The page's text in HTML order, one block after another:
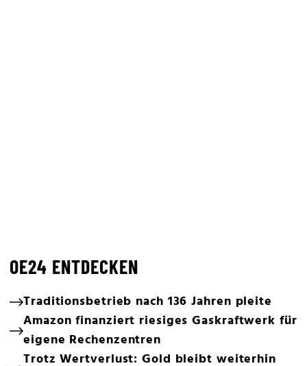
OE24 ENTDECKEN
Traditionsbetrieb nach 136 Jahren pleite
Amazon finanziert riesiges Gaskraftwerk für
eigene Rechenzentren
Trotz Wertverlust: Gold bleibt weiterhin